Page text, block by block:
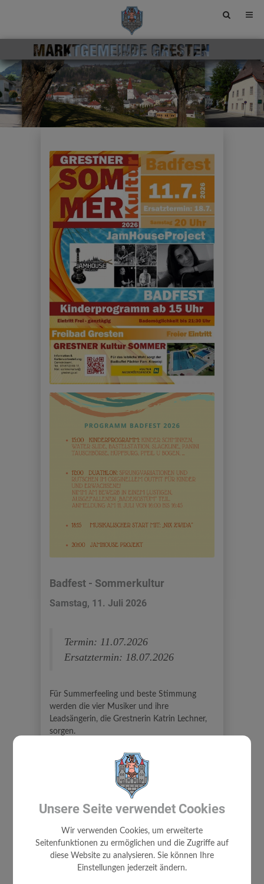
Site
toggle
Badfest - Sommerkultur
Samstag, 11. Juli 2026
Termin: 11.07.2026
Ersatztermin: 18.07.2026
Für Summerfeeling und beste Stimmung
werden die vier Musiker und ihre
Leadsängerin, die Grestnerin Katrin Lechner,
sorgen.
Ab 15:00 findet ein vielfältiges
Kinderprogramm imFreibadgelände statt.
Der Eintritt zum Badbesuch und zum Badfest
Unsere Seite verwendet Cookies
Wir verwenden Cookies, um erweiterte
Seitenfunktionen zu ermöglichen und die Zugriffe auf
diese Website zu analysieren. Sie können Ihre
Einstellungen jederzeit ändern.